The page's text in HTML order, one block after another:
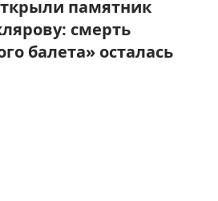
памятник
смерть
балета» осталась